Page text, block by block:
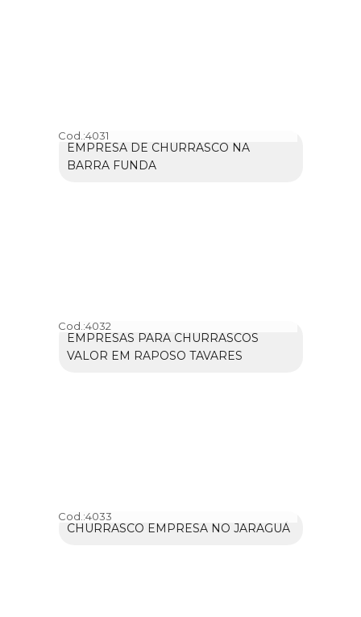
Cod.:4031
EMPRESA DE CHURRASCO NA
BARRA FUNDA
Cod.:4032
EMPRESAS PARA CHURRASCOS
VALOR EM RAPOSO TAVARES
Cod.:4033
CHURRASCO EMPRESA NO JARAGUÁ